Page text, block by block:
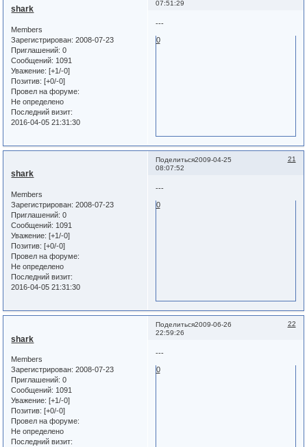
07:51:29
shark
Members
Зарегистрирован: 2008-07-23
Приглашений: 0
Сообщений: 1091
Уважение: [+1/-0]
Позитив: [+0/-0]
Провел на форуме:
Не определено
Последний визит:
2016-04-05 21:31:30
---
0
Поделиться 21
2009-04-25
08:07:52
shark
Members
Зарегистрирован: 2008-07-23
Приглашений: 0
Сообщений: 1091
Уважение: [+1/-0]
Позитив: [+0/-0]
Провел на форуме:
Не определено
Последний визит:
2016-04-05 21:31:30
---
0
Поделиться 22
2009-06-26
22:59:26
shark
Members
Зарегистрирован: 2008-07-23
Приглашений: 0
Сообщений: 1091
Уважение: [+1/-0]
Позитив: [+0/-0]
Провел на форуме:
Не определено
Последний визит:
---
0